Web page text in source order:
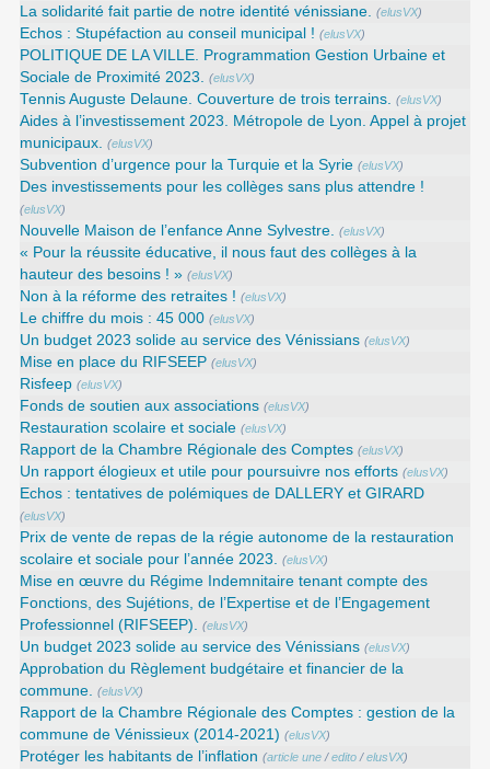
La solidarité fait partie de notre identité vénissiane. (elusVX)
Echos : Stupéfaction au conseil municipal ! (elusVX)
POLITIQUE DE LA VILLE. Programmation Gestion Urbaine et
Sociale de Proximité 2023. (elusVX)
Tennis Auguste Delaune. Couverture de trois terrains. (elusVX)
Aides à l’investissement 2023. Métropole de Lyon. Appel à projet
municipaux. (elusVX)
Subvention d’urgence pour la Turquie et la Syrie (elusVX)
Des investissements pour les collèges sans plus attendre !
(elusVX)
Nouvelle Maison de l’enfance Anne Sylvestre. (elusVX)
« Pour la réussite éducative, il nous faut des collèges à la
hauteur des besoins ! » (elusVX)
Non à la réforme des retraites ! (elusVX)
Le chiffre du mois : 45 000 (elusVX)
Un budget 2023 solide au service des Vénissians (elusVX)
Mise en place du RIFSEEP (elusVX)
Risfeep (elusVX)
Fonds de soutien aux associations (elusVX)
Restauration scolaire et sociale (elusVX)
Rapport de la Chambre Régionale des Comptes (elusVX)
Un rapport élogieux et utile pour poursuivre nos efforts (elusVX)
Echos : tentatives de polémiques de DALLERY et GIRARD
(elusVX)
Prix de vente de repas de la régie autonome de la restauration
scolaire et sociale pour l’année 2023. (elusVX)
Mise en œuvre du Régime Indemnitaire tenant compte des
Fonctions, des Sujétions, de l’Expertise et de l’Engagement
Professionnel (RIFSEEP). (elusVX)
Un budget 2023 solide au service des Vénissians (elusVX)
Approbation du Règlement budgétaire et financier de la
commune. (elusVX)
Rapport de la Chambre Régionale des Comptes : gestion de la
commune de Vénissieux (2014-2021) (elusVX)
Protéger les habitants de l’inflation (article une/edito/elusVX)